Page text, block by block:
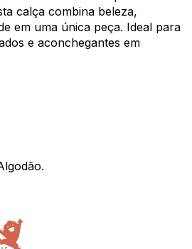
calça combina beleza,
em uma única peça. Ideal para
e aconchegantes em